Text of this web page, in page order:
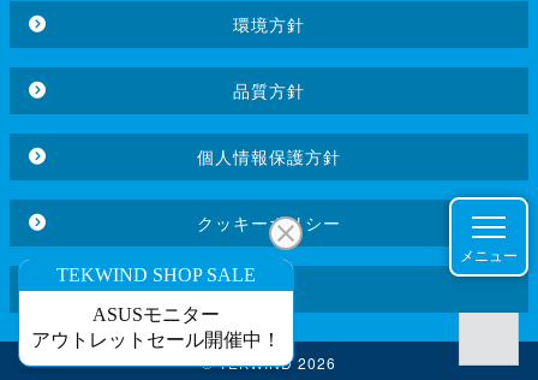
メニュー
環境方針
品質方針
個人情報保護方針
クッキーポリシー
コラム
© TEKWIND 2026